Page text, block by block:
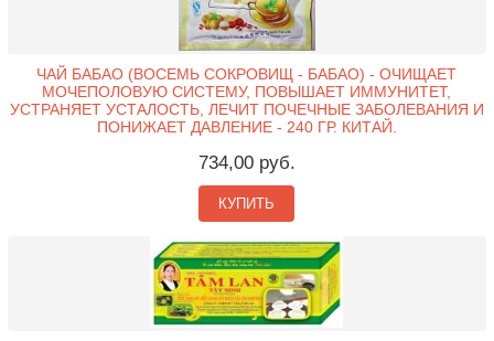
ЧАЙ БАБАО (ВОСЕМЬ СОКРОВИЩ - БАБАО) - ОЧИЩАЕТ
МОЧЕПОЛОВУЮ СИСТЕМУ, ПОВЫШАЕТ ИММУНИТЕТ,
УСТРАНЯЕТ УСТАЛОСТЬ, ЛЕЧИТ ПОЧЕЧНЫЕ ЗАБОЛЕВАНИЯ И
ПОНИЖАЕТ ДАВЛЕНИЕ - 240 ГР. КИТАЙ.
734,00 руб.
КУПИТЬ